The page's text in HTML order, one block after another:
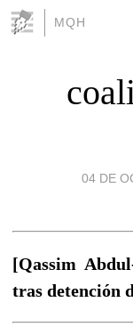
MQH
04 DE
[Qassim
tras detención